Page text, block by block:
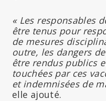
« Les responsables
être tenus pour
de mesures
outre, les dangers
être rendus publics
touchées par ces
et indemnisées de
elle ajouté.